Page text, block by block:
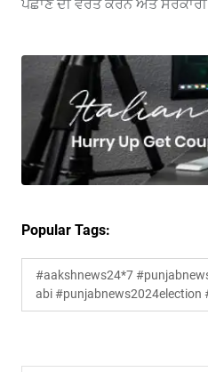
ਪਛਾਣ ਦੀ ਵਰਤੋਂ ਕਰਨ ਅਤੇ
Popular Tags:
#aakshnews24*7
abi #punjabnews2024election